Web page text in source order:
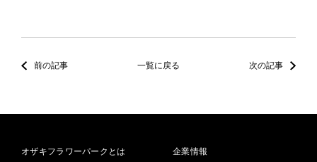
前の記事 一覧に戻る 次の記事
オザキフラワーパークとは 企業情報